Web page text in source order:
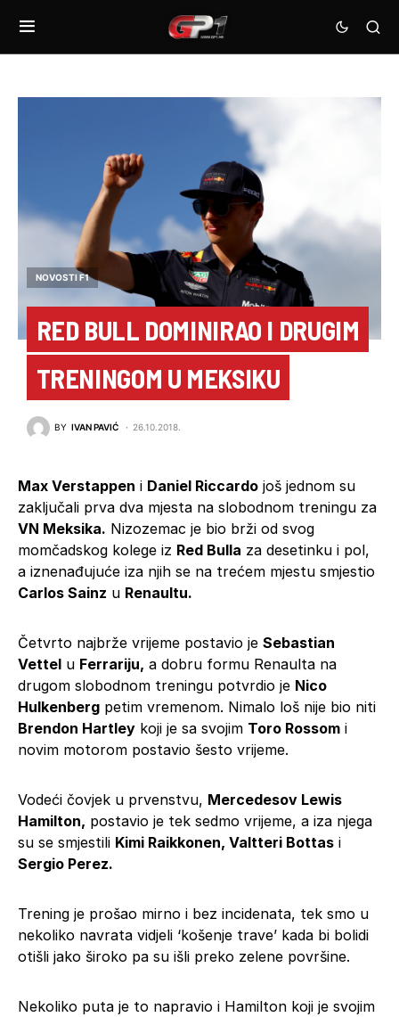
NOVOSTI F1
RED BULL DOMINIRAO I DRUGIM
TRENINGOM U MEKSIKU
BY IVAN PAVIĆ 26.10.2018.
Max Verstappen i Daniel Riccardo još jednom su
zaključali prva dva mjesta na slobodnom treningu za
VN Meksika. Nizozemac je bio brži od svog
momčadskog kolege iz Red Bulla za desetinku i pol,
a iznenađujuće iza njih se na trećem mjestu smjestio
Carlos Sainz u Renaultu.
Četvrto najbrže vrijeme postavio je Sebastian
Vettel u Ferrariju, a dobru formu Renaulta na
drugom slobodnom treningu potvrdio je Nico
Hulkenberg petim vremenom. Nimalo loš nije bio niti
Brendon Hartley koji je sa svojim Toro Rossom i
novim motorom postavio šesto vrijeme.
Vodeći čovjek u prvenstvu, Mercedesov Lewis
Hamilton, postavio je tek sedmo vrijeme, a iza njega
su se smjestili Kimi Raikkonen, Valtteri Bottas i
Sergio Perez.
Trening je prošao mirno i bez incidenata, tek smo u
nekoliko navrata vidjeli ‘košenje trave’ kada bi bolidi
otišli jako široko pa su išli preko zelene površine.
Nekoliko puta je to napravio i Hamilton koji je svojim